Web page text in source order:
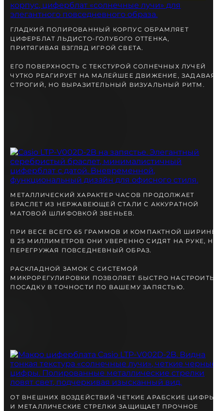
ГАРАНТИЯ 12-24 МЕСЯЦА
ОТПРАВКА В ДЕНЬ ЗАКАКА
Telegram
С НАШИМ ЭКСПЕРТОМ
ГЛАДКИЙ ПОЛИРОВАННЫЙ КОРПУС ОБРАМЛЯЕТ
ЦИФЕРБЛАТ ЛЬДИСТО-ГОЛУБОГО ОТТЕНКА,
ПРИТЯГИВАЯ ВЗГЛЯД ИГРОЙ СВЕТА.
ЕГО ПОВЕРХНОСТЬ С ТЕКСТУРОЙ СОЛНЕЧНЫХ ЛУЧЕЙ
ЧУТКО РЕАГИРУЕТ НА МАЛЕЙШЕЕ ДВИЖЕНИЕ, ЗАДАВАЯ
СТРОГИЙ, НО ВЫРАЗИТЕЛЬНЫЙ ВИЗУАЛЬНЫЙ РИТМ.
МЕТАЛЛИЧЕСКИЙ ХАРАКТЕР ЧАСОВ ПРОДОЛЖАЕТ
БРАСЛЕТ ИЗ НЕРЖАВЕЮЩЕЙ СТАЛИ С АККУРАТНОЙ
МАТОВОЙ ШЛИФОВКОЙ ЗВЕНЬЕВ.
ПРИ ВЕСЕ ВСЕГО 65 ГРАММОВ И КОМПАКТНОЙ ШИРИНЕ
В 25 МИЛЛИМЕТРОВ ОНИ УВЕРЕННО СИДЯТ НА РУКЕ,
ПЕРЕГРУЖАЯ ПОВСЕДНЕВНЫЙ ОБРАЗ.
РАСКЛАДНОЙ ЗАМОК С СИСТЕМОЙ
МИКРОРЕГУЛИРОВКИ ПОЗВОЛЯЕТ БЫСТРО НАСТРОИТЬ
ПОСАДКУ В ТОЧНОСТИ ПО ВАШЕМУ ЗАПЯСТЬЮ.
ОТ ВНЕШНИХ ВОЗДЕЙСТВИЙ ЧЕТКИЕ АРАБСКИЕ ЦИФРЫ
И МЕТАЛЛИЧЕСКИЕ СТРЕЛКИ ЗАЩИЩАЕТ ПРОЧНОЕ